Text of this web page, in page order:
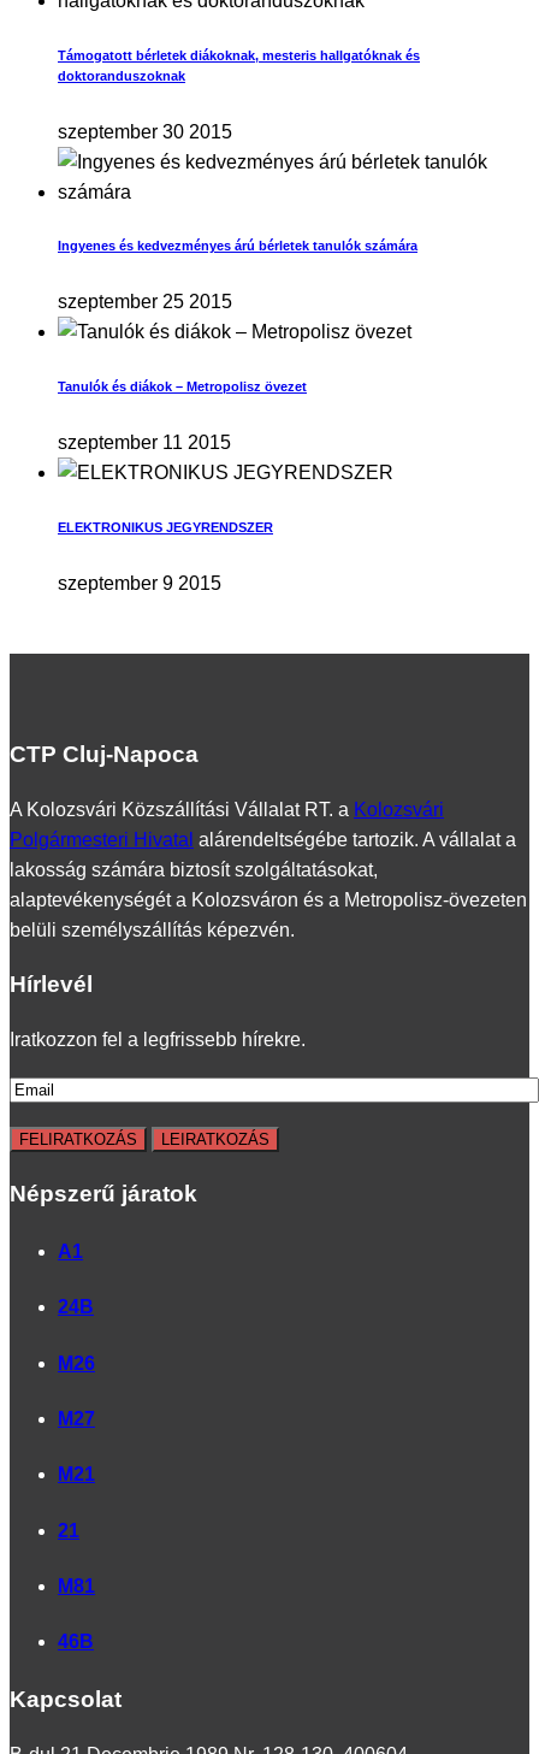
Támogatott bérletek diákoknak, mesteris hallgatóknak és
doktoranduszoknak
szeptember 30 2015
Ingyenes és kedvezményes árú bérletek tanulók számára
szeptember 25 2015
Tanulók és diákok – Metropolisz övezet
szeptember 11 2015
ELEKTRONIKUS JEGYRENDSZER
szeptember 9 2015
CTP Cluj-Napoca
A Kolozsvári Közszállítási Vállalat RT. a Kolozsvári
Polgármesteri Hivatal alárendeltségébe tartozik. A vállalat a
lakosság számára biztosít szolgáltatásokat,
alaptevékenységét a Kolozsváron és a Metropolisz-övezeten
belüli személyszállítás képezvén.
Hírlevél
Iratkozzon fel a legfrissebb hírekre.
Népszerű járatok
A1
24B
M26
M27
M21
21
M81
46B
Kapcsolat